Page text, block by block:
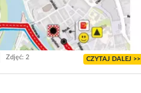
Zdjęć: 2 CZYTAJ DALEJ >>